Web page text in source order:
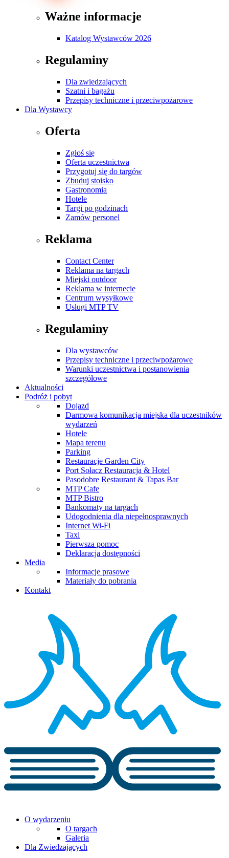
Ważne informacje
Katalog Wystawców 2026
Regulaminy
Dla zwiedzających
Szatni i bagażu
Przepisy techniczne i przeciwpożarowe
Dla Wystawcy
Oferta
Zgłoś się
Oferta uczestnictwa
Przygotuj się do targów
Zbuduj stoisko
Gastronomia
Hotele
Targi po godzinach
Zamów personel
Reklama
Contact Center
Reklama na targach
Miejski outdoor
Reklama w internecie
Centrum wysyłkowe
Usługi MTP TV
Regulaminy
Dla wystawców
Przepisy techniczne i przeciwpożarowe
Warunki uczestnictwa i postanowienia
szczegółowe
Aktualności
Podróż i pobyt
Dojazd
Darmowa komunikacja miejska dla uczestników
wydarzeń
Hotele
Mapa terenu
Parking
Restauracje Garden City
Port Sołacz Restauracja & Hotel
Pasodobre Restaurant & Tapas Bar
MTP Cafe
MTP Bistro
Bankomaty na targach
Udogodnienia dla niepełnosprawnych
Internet Wi-Fi
Taxi
Pierwsza pomoc
Deklaracja dostępności
Media
Informacje prasowe
Materiały do pobrania
Kontakt
O wydarzeniu
O targach
Galeria
Dla Zwiedzających